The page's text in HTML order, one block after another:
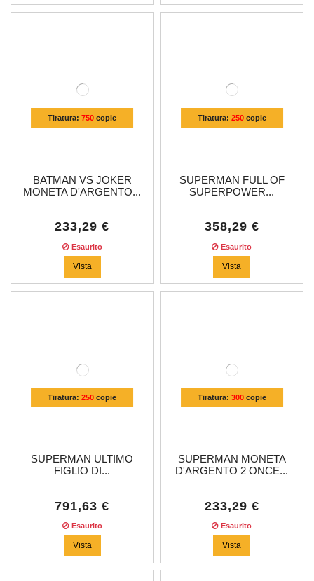
Tiratura:750 copie
BATMAN VS JOKER
MONETA D'ARGENTO...
233,29 €
Esaurito
Vista
Tiratura: 250copie
SUPERMAN FULL OF
SUPERPOWER...
358,29 €
Esaurito
Vista
Tiratura:250 copie
SUPERMAN ULTIMO
FIGLIO DI...
791,63 €
Esaurito
Vista
Tiratura: 300copie
SUPERMAN MONETA
D'ARGENTO 2 ONCE...
233,29 €
Esaurito
Vista